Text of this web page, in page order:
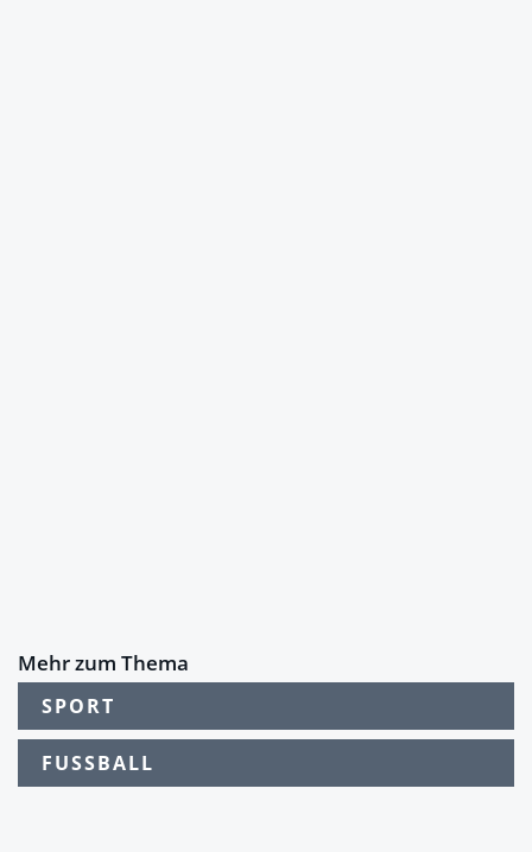
Mehr zum Thema
SPORT
FUSSBALL